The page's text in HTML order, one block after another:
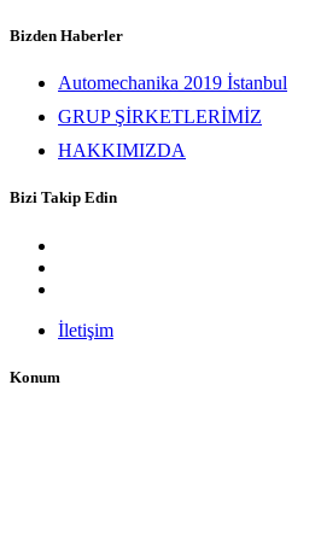
Bizden Haberler
Automechanika 2019 İstanbul
GRUP ŞİRKETLERİMİZ
HAKKIMIZDA
Bizi Takip Edin
İletişim
Konum